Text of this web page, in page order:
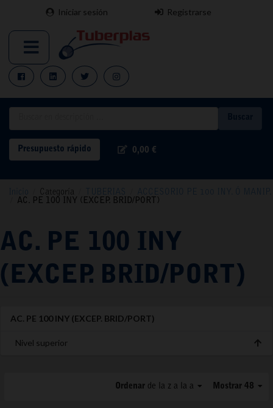
Iniciar sesión Registrarse
Presupuesto rápido 0,00 €
Categoría TUBERIAS ACCESORIO PE 100 INY. Ó MANIP.
AC. PE 100 INY (EXCEP. BRID/PORT)
AC. PE 100 INY
(EXCEP. BRID/PORT)
AC. PE 100 INY (EXCEP. BRID/PORT)
Nivel superior
Mostrar 48
Ordenar de la z a la a